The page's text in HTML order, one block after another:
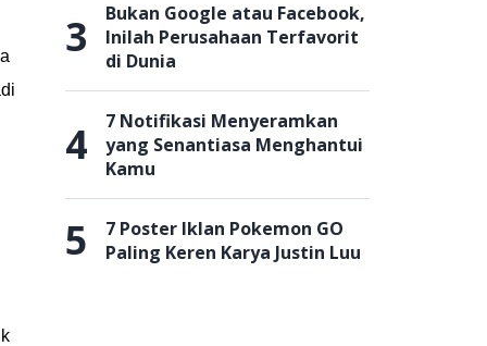
3
Bukan Google atau Facebook,
Inilah Perusahaan Terfavorit
di Dunia
4
7 Notifikasi Menyeramkan
yang Senantiasa Menghantui
Kamu
5
7 Poster Iklan Pokemon GO
Paling Keren Karya Justin Luu